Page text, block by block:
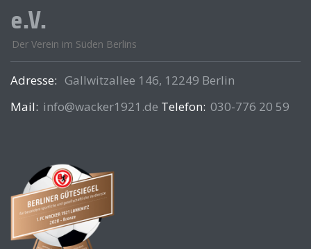
e.V.
Der Verein im Süden Berlins
Adresse: Gallwitzallee 146, 12249 Berlin
Mail: info@wacker1921.de Telefon: 030-776 20 59